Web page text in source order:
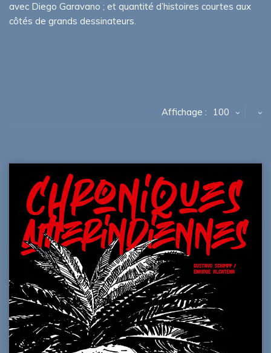
avec Diego Garavano ; et quantité d’histoires courtes aux
côtés de grands dessinateurs.
Affichage : 100